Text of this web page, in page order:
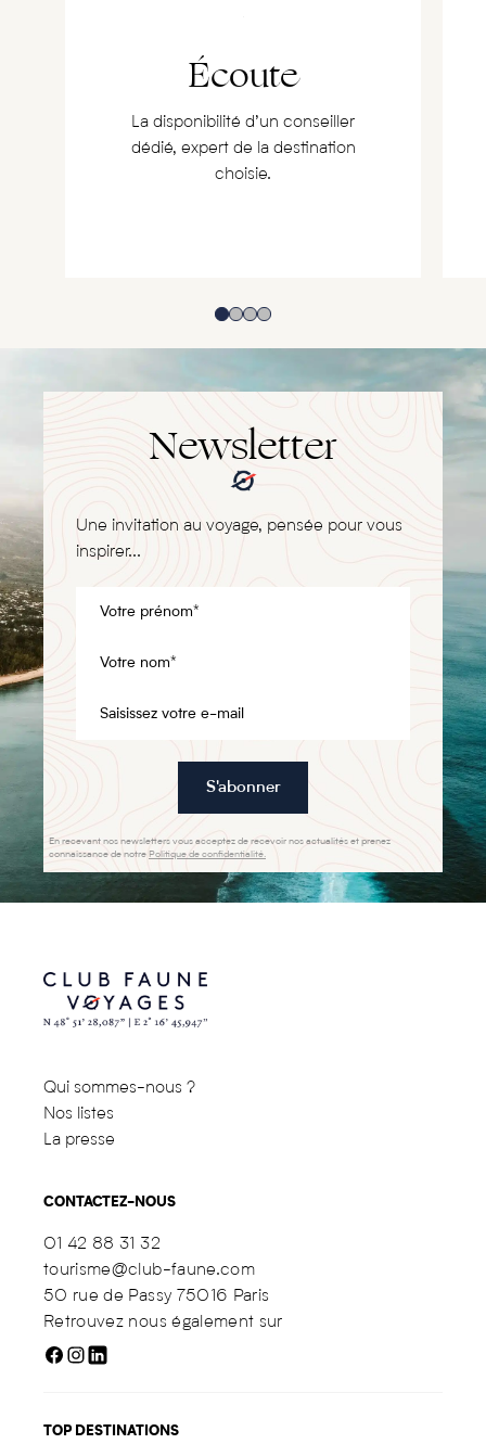
Écoute
La disponibilité d’un conseiller
dédié, expert de la destination
choisie.
Newsletter
Une invitation au voyage, pensée pour vous
inspirer...
S'abonner
En recevant nos newsletters vous acceptez de recevoir nos actualités et prenez
connaissance de notre Politique de confidentialité.
Qui sommes-nous ?
Nos listes
La presse
CONTACTEZ-NOUS
01 42 88 31 32
tourisme@club-faune.com
50 rue de Passy 75016 Paris
Retrouvez nous également sur
TOP DESTINATIONS